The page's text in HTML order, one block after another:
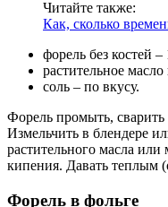
Читайте также:
Как, сколько
форель без костей –
растительное
соль – по вкусу.
Форель промыть, сварить
Измельчить в блендере
растительного масла
кипения. Давать теплым
Форель в фольге